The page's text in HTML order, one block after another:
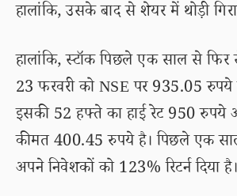
हालांकि, उसके बाद से शेयर में थोड़ी
हालांकि, स्टॉक पिछले एक साल से
23 फरवरी को NSE पर 935.05
इसकी 52 हफ्ते का हाई रेट 950 रुपये
कीमत 400.45 रुपये है। पिछले एक
अपने निवेशकों को 123% रिटर्न दिया है।